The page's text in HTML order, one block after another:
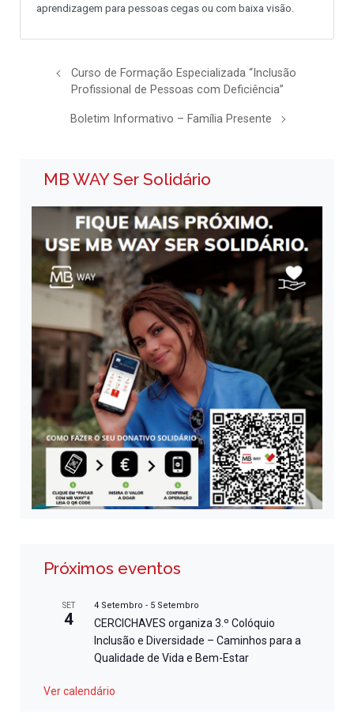
aprendizagem para pessoas cegas ou com baixa visão.
Curso de Formação Especializada “Inclusão
Profissional de Pessoas com Deficiência”
Boletim Informativo – Família Presente
MB WAY Ser Solidário
Próximos eventos
SET
4
4 Setembro - 5 Setembro
CERCICHAVES organiza 3.º Colóquio
Inclusão e Diversidade – Caminhos para a
Qualidade de Vida e Bem-Estar
Ver calendário